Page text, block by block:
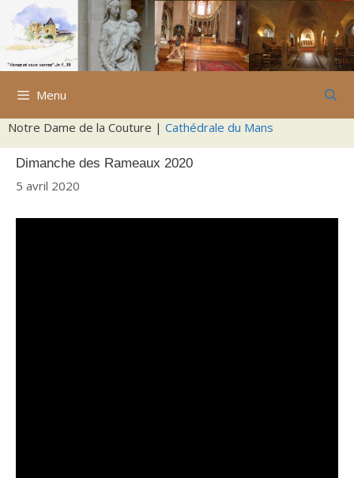
Aller
contenu
Menu
Notre Dame de la Couture | Cathédrale du Mans
Dimanche des Rameaux 2020
5 avril 2020